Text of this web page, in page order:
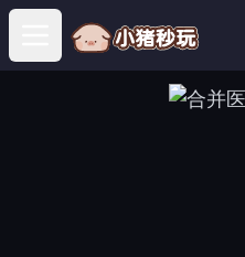
Open main menu